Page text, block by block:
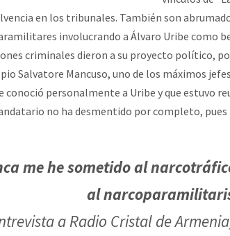
en los tribunales. También son
involucrando a Álvaro Uribe como
criminales dieron a su proyecto político,
Salvatore Mancuso, uno de los máximos
conoció personalmente a Uribe y que estuvo
no ha desmentido por completo, pues
me he sometido al
al
a Radio Cristal de